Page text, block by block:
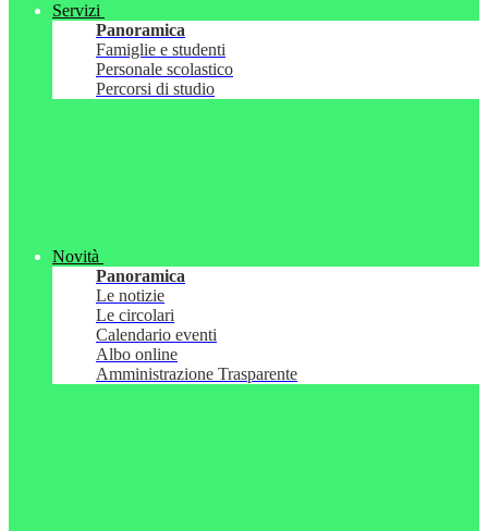
Servizi
Panoramica
Famiglie e studenti
Personale scolastico
Percorsi di studio
Novità
Panoramica
Le notizie
Le circolari
Calendario eventi
Albo online
Amministrazione Trasparente